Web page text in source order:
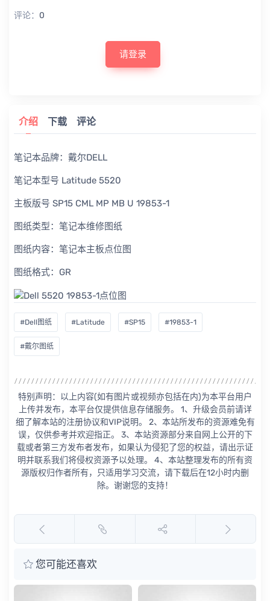
评论： 0
请登录
介绍 下载 评论
笔记本品牌：戴尔DELL
笔记本型号 Latitude 5520
主板版号 SP15 CML MP MB U 19853-1
图纸类型：笔记本维修图纸
图纸内容：笔记本主板点位图
图纸格式：GR
#Dell图纸 #Latitude #SP15 #19853-1
#戴尔图纸
特别声明：以上内容(如有图片或视频亦包括在内)为本平台用户
上传并发布，本平台仅提供信息存储服务。 1、升级会员前请详
细了解本站的注册协议和VIP说明。 2、本站所发布的资源难免有
误，仅供参考并欢迎指正。 3、本站资源部分来自网上公开的下
载或者第三方发布者发布，如果认为侵犯了您的权益，请出示证
明并联系我们将侵权资源予以处理。 4、本站整理发布的所有资
源版权归作者所有，只适用学习交流，请下载后在12小时内删
除。谢谢您的支持！
您可能还喜欢